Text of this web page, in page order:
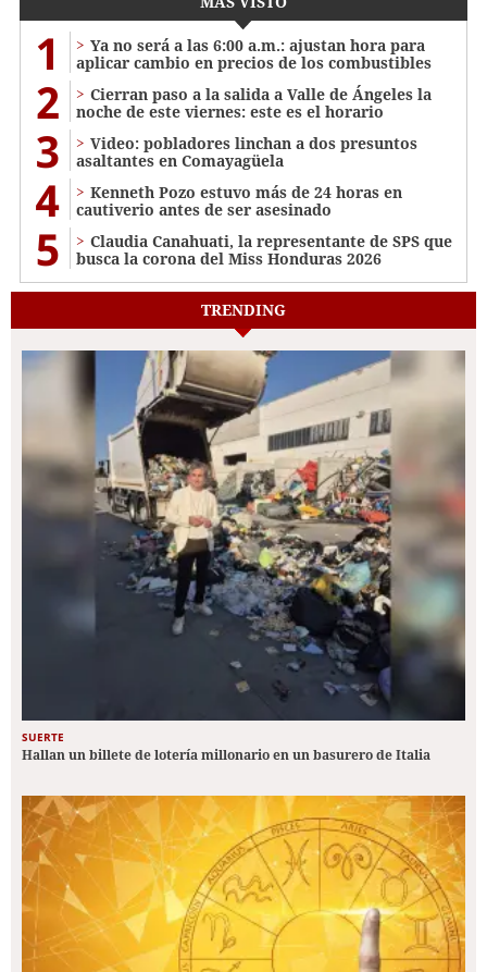
1
Ya no será a las 6:00 a.m.: ajustan hora para
aplicar cambio en precios de los combustibles
2
Cierran paso a la salida a Valle de Ángeles la
noche de este viernes: este es el horario
3
Video: pobladores linchan a dos presuntos
asaltantes en Comayagüela
4
Kenneth Pozo estuvo más de 24 horas en
cautiverio antes de ser asesinado
5
Claudia Canahuati, la representante de SPS que
busca la corona del Miss Honduras 2026
TRENDING
SUERTE
Hallan un billete de lotería millonario en un basurero de Italia